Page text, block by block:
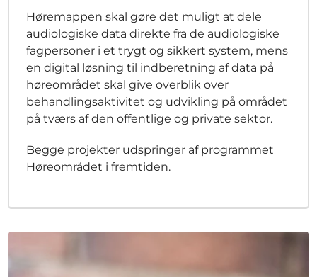
Høremappen skal gøre det muligt at dele
audiologiske data direkte fra de audiologiske
fagpersoner i et trygt og sikkert system, mens
en digital løsning til indberetning af data på
høreområdet skal give overblik over
behandlingsaktivitet og udvikling på området
på tværs af den offentlige og private sektor.
Begge projekter udspringer af programmet
Høreområdet i fremtiden.